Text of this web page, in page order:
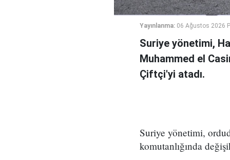
Yayınlanma: 06 Ağustos 2026
Suriye yönetimi,
Muhammed el
Çiftçi'yi atadı.
Suriye yönetimi,
komutanlığında